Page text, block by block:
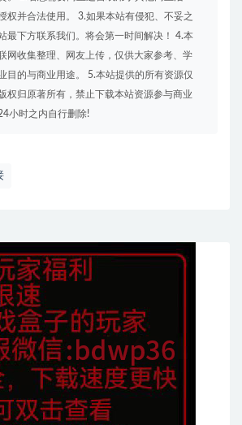
权并合法使用。 3.如果本站有侵犯、不妥之
最下方联系我们。将会第一时间解决！ 4.本
网收集整理、网友上传，仅供大家参考、学
目的与商业用途。 5.本站提供的所有资源仅
权归原著所有，禁止下载本站资源参与商业
小时之内自行删除!